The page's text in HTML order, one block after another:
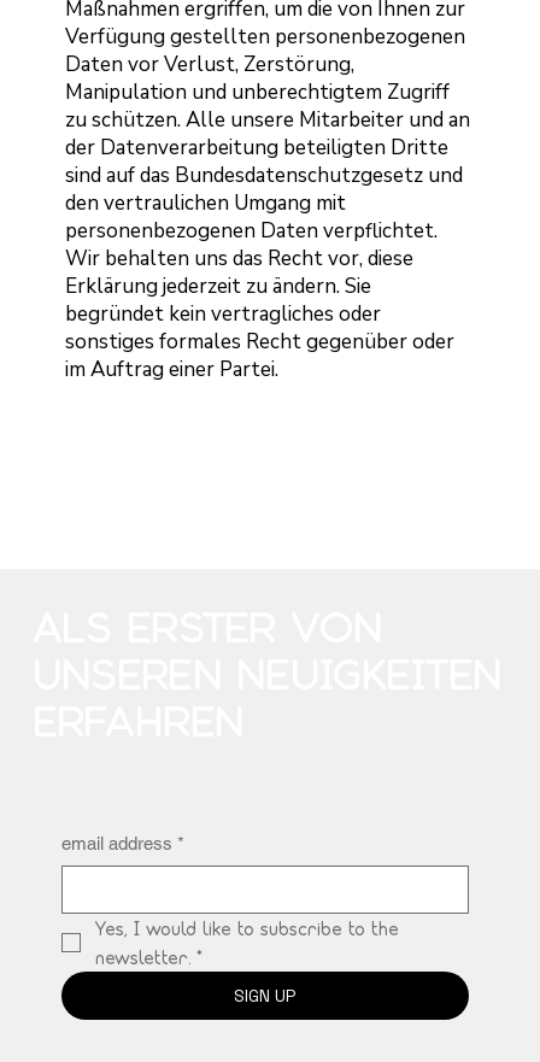
Maßnahmen ergriffen, um die von Ihnen zur
Verfügung gestellten personenbezogenen
Daten vor Verlust, Zerstörung,
Manipulation und unberechtigtem Zugriff
zu schützen. Alle unsere Mitarbeiter und an
der Datenverarbeitung beteiligten Dritte
sind auf das Bundesdatenschutzgesetz und
den vertraulichen Umgang mit
personenbezogenen Daten verpflichtet.
Wir behalten uns das Recht vor, diese
Erklärung jederzeit zu ändern. Sie
begründet kein vertragliches oder
sonstiges formales Recht gegenüber oder
im Auftrag einer Partei.
email address *
Yes, I would like to subscribe to the
newsletter. *
SIGN UP